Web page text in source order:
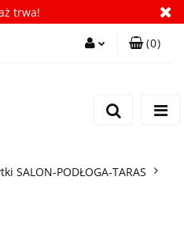
trwa!
(0)
SALON-PODŁOGA-TARAS